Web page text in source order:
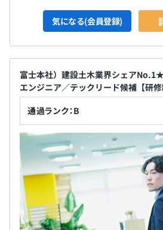
気になる(会員登録)
富士本社）建設土木業界シェア
エンジニア／テックリード候補【研修
通過ランク：B